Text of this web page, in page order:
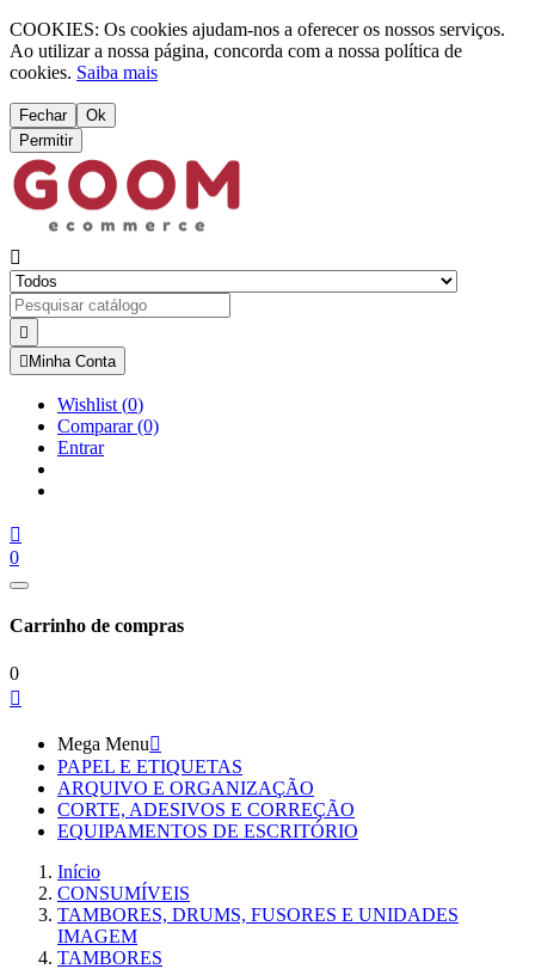
COOKIES: Os cookies ajudam-nos a oferecer os nossos serviços.
Ao utilizar a nossa página, concorda com a nossa política de
cookies. Saiba mais
Fechar
Ok
Permitir


 Minha Conta
Wishlist (0)
Comparar(0)
Entrar

0
Carrinho de compras
0

Mega Menu
PAPEL E ETIQUETAS
ARQUIVO E ORGANIZAÇÃO
CORTE, ADESIVOS E CORREÇÃO
EQUIPAMENTOS DE ESCRITÓRIO
Início
CONSUMÍVEIS
TAMBORES, DRUMS, FUSORES E UNIDADES
IMAGEM
TAMBORES